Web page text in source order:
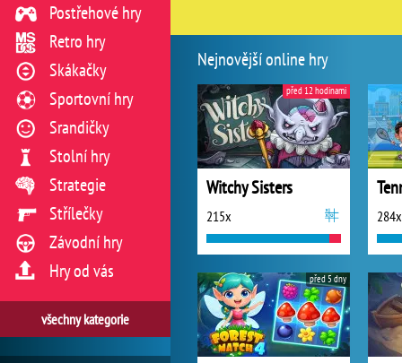
Nejnovější online hry
Witchy Sisters
215x
před 12 hodinami
284x
před 5 dny
Postřehové hry
Retro hry
Skákačky
Sportovní hry
Srandičky
Stolní hry
Strategie
Střílečky
Závodní hry
Hry od vás
všechny kategorie